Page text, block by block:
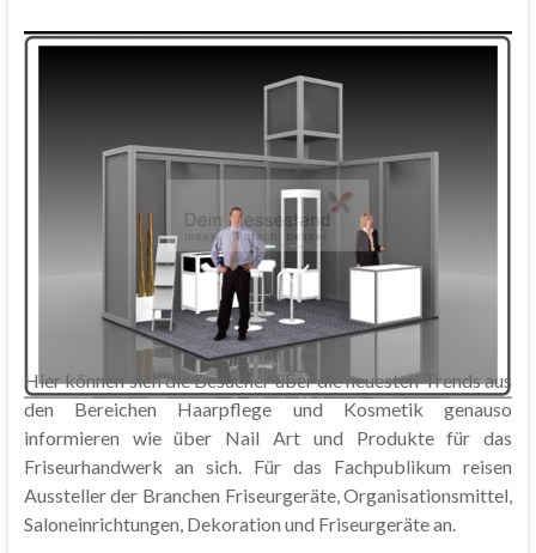
Hier können sich die Besucher über die neuesten Trends aus
den Bereichen Haarpflege und Kosmetik genauso
informieren wie über Nail Art und Produkte für das
Friseurhandwerk an sich. Für das Fachpublikum reisen
Aussteller der Branchen Friseurgeräte, Organisationsmittel,
Saloneinrichtungen, Dekoration und Friseurgeräte an.